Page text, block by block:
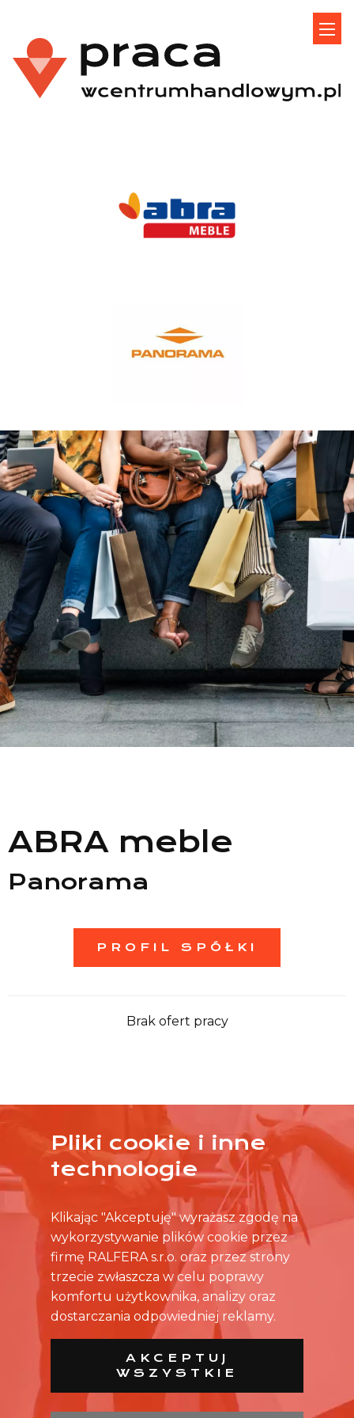
Lista sklepów
Informacje
ABRA meble
Panorama
PROFIL SPÓŁKI
Brak ofert pracy
ŻADNA OFERTA CIĘ NIE ZAINTERESOWAŁA?
SKONTAKTUJ SIĘ BEZPOŚREDNIO ZE SKLEPEM.
Pliki cookie i inne
technologie
Klikając "Akceptuję" wyrażasz zgodę na
wykorzystywanie plików cookie przez
firmę RALFERA s.r.o. oraz przez strony
trzecie zwłaszcza w celu poprawy
komfortu użytkownika, analizy oraz
dostarczania odpowiedniej reklamy.
AKCEPTUJ
WSZYSTKIE